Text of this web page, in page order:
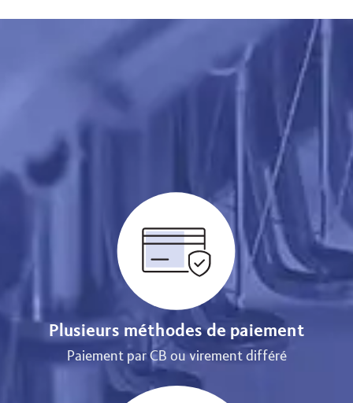
Plusieurs méthodes de paiement
Paiement par CB ou virement différé